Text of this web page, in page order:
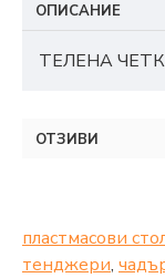
ОПИСАНИЕ
ТЕЛЕНА
ОТЗИВИ
пластмасови
тенджери,